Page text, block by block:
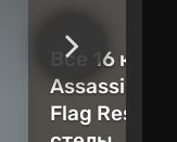
Все 16
Assassin's
Flag